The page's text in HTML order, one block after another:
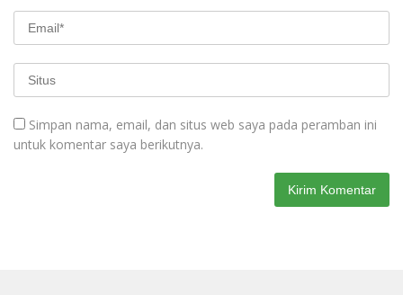
Simpan nama, email, dan situs web saya pada peramban ini
untuk komentar saya berikutnya.